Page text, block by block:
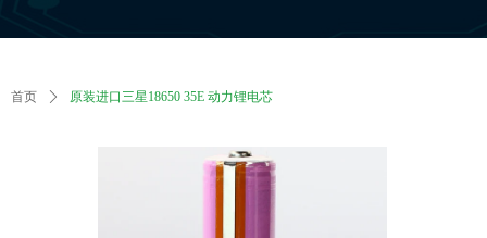
首页 ꄲ 原装进口三星18650 35E 动力锂电芯